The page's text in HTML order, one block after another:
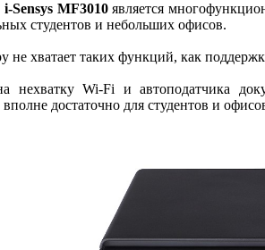
Sensys MF3010является
студентов и небольших офисов.
не хватает таких функций, как
нехватку Wi-Fi и автоподатчика
достаточно для студентов и